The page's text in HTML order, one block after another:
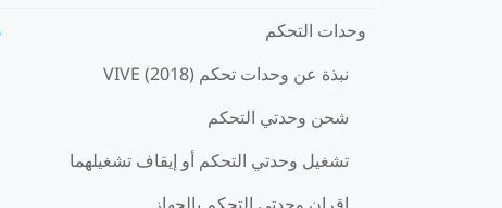
وحدات التحكم
نبذة عن وحدات تحكم VIVE (2018)
شحن وحدتي التحكم
تشغيل وحدتي التحكم أو إيقاف تشغيلهما